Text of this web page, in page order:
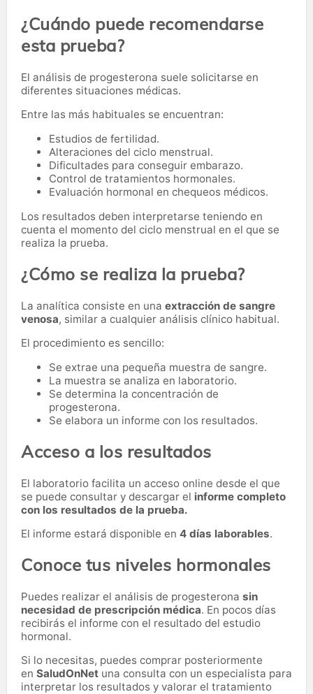
¿Cuándo puede recomendarse
esta prueba?
El análisis de progesterona suele solicitarse en
diferentes situaciones médicas.
Entre las más habituales se encuentran:
Estudios de fertilidad.
Alteraciones del ciclo menstrual.
Dificultades para conseguir embarazo.
Control de tratamientos hormonales.
Evaluación hormonal en chequeos médicos.
Los resultados deben interpretarse teniendo en
cuenta el momento del ciclo menstrual en el que se
realiza la prueba.
¿Cómo se realiza la prueba?
La analítica consiste en una extracción de sangre
venosa, similar a cualquier análisis clínico habitual.
El procedimiento es sencillo:
Se extrae una pequeña muestra de sangre.
La muestra se analiza en laboratorio.
Se determina la concentración de
progesterona.
Se elabora un informe con los resultados.
Acceso a los resultados
El laboratorio facilita un acceso online desde el que
se puede consultar y descargar el informe completo
con los resultados de la prueba.
El informe estará disponible en 4 días laborables.
Conoce tus niveles hormonales
Puedes realizar el análisis de progesterona sin
necesidad de prescripción médica. En pocos días
recibirás el informe con el resultado del estudio
hormonal.
Si lo necesitas, puedes comprar posteriormente
en SaludOnNet una consulta con un especialista para
interpretar los resultados y valorar el tratamiento